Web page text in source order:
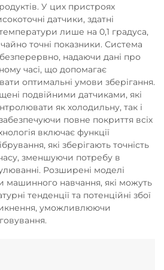
У цих пристроях
датчики, здатні
лише на 0,1 градуса,
точні показники. Система
надаючи дані про
часі, що допомагає
оптимальні умови зберігання.
подвійними датчиками, які
як холодильну, так і
повне покриття всіх
включає функції
які зберігають точність
зменшуючи потребу в
Розширені моделі
машинного навчання, які можуть
тенденції та потенційні збої
уможливлюючи